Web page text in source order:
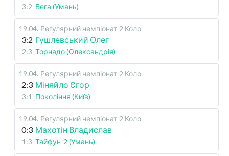
3:2 Вега (Умань)
19.04. Регулярний чемпіонат 2 Коло
3:2 Гушлевський Олег
2:3 Торнадо (Олександрія)
19.04. Регулярний чемпіонат 2 Коло
2:3 Міняйло Єгор
3:1 Покоління (Київ)
19.04. Регулярний чемпіонат 2 Коло
0:3 Махотін Владислав
1:3 Тайфун-2 (Умань)